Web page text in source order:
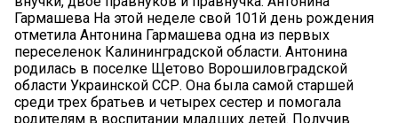
Гармашева На этой неделе свой 101й день рождения
отметила Антонина Гармашева одна из первых
переселенок Калининградской области. Антонина
родилась в поселке Щетово Ворошиловградской
области Украинской ССР. Она была самой старшей
среди трех братьев и четырех сестер и помогала
родителям в воспитании младших детей. Получив